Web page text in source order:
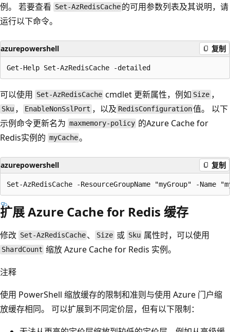
例。 若要查看 Set-AzRedisCache 的可用参数列表及其说明，请
运行以下命令。
azurepowershell 复制
可以使用 Set-AzRedisCache cmdlet 更新属性，例如 Size，
Sku ， EnableNonSslPort ，以及 RedisConfiguration值。 以下
示例命令更新名为 maxmemory-policy 的Azure Cache for
Redis实例的 myCache。
azurepowershell 复制
扩展 Azure Cache for Redis 缓存
修改 Set-AzRedisCache 、 Size或 Sku 属性时，可以使用
ShardCount 缩放 Azure Cache for Redis 实例。
注释
使用 PowerShell 缩放缓存的限制和准则与使用 Azure 门户缩
放缓存相同。 可以扩展到不同定价层，但有以下限制：